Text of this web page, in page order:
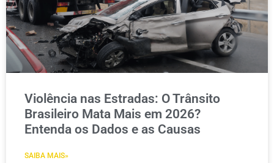
Violência nas Estradas: O Trânsito
Brasileiro Mata Mais em 2026?
Entenda os Dados e as Causas
SAIBA MAIS»